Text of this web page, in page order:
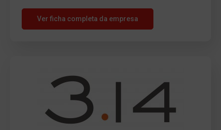
Ver ficha completa da empresa